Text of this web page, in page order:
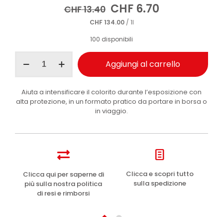
CHF13.40 Il
prezzo
originale
era:
CHF 13.40.
CHF6.70Il
CHF134.00/ 1l
100 disponibili
Bay
SPF50
con
abbronzatura
Aggiungi al carrello
Aiuta a intensificare il colorito durante l’esposizione con
alta protezione, in un formato pratico da portare in borsa o
in viaggio.
Clicca qui per saperne di
più sulla nostra politica
di resi e rimborsi
Clicca e scopri tutto
sulla spedizione